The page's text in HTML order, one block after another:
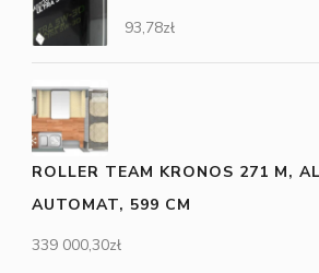
93,78zł
ROLLER TEAM KRONOS 271 M,
AUTOMAT, 599 CM
339 000,30zł